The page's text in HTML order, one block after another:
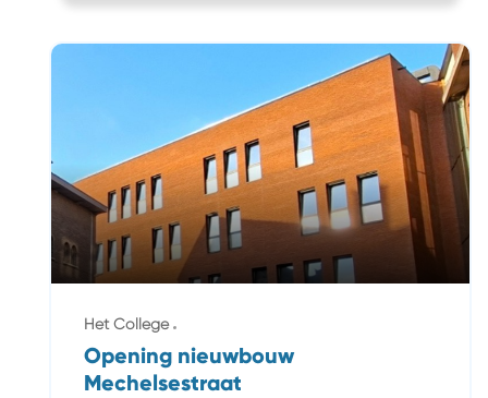
Het College
Opening nieuwbouw
Mechelsestraat